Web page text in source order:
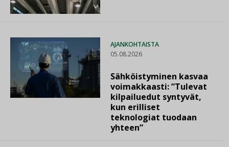
AJANKOHTAISTA
05.08.2026
Sähköistyminen kasvaa
voimakkaasti: ”Tulevat
kilpailuedut syntyvät,
kun erilliset
teknologiat tuodaan
yhteen”